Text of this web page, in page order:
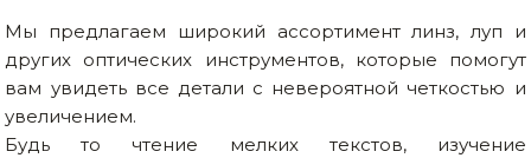
Мы предлагаем широкий ассортимент линз, луп и
других оптических инструментов, которые помогут
вам увидеть все детали с невероятной четкостью и
увеличением.
Будь то чтение мелких текстов, изучение